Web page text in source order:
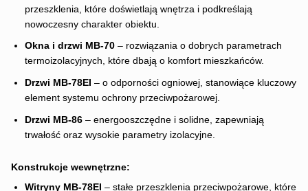
przeszklenia, które doświetlają wnętrza i podkreślają
nowoczesny charakter obiektu.
Okna i drzwi MB-70 – rozwiązania o dobrych parametrach
termoizolacyjnych, które dbają o komfort mieszkańców.
Drzwi MB-78EI – o odporności ogniowej, stanowiące kluczowy
element systemu ochrony przeciwpożarowej.
Drzwi MB-86 – energooszczędne i solidne, zapewniają
trwałość oraz wysokie parametry izolacyjne.
Konstrukcje wewnętrzne:
Witryny MB-78EI – stałe przeszklenia przeciwpożarowe, które